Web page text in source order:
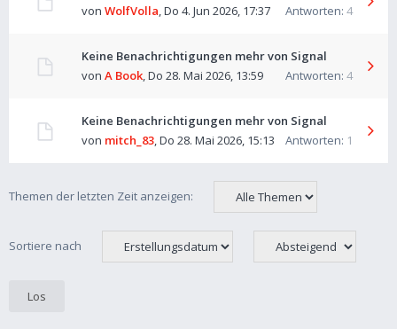
Antworten: 4
von WolfVolla,Do 4. Jun 2026, 17:37
Keine Benachrichtigungen mehr von Signal
Antworten: 4
von A Book,Do 28. Mai 2026, 13:59
Keine Benachrichtigungen mehr von Signal
Antworten: 1
von mitch_83,Do 28. Mai 2026, 15:13
Themen der letzten Zeit anzeigen:
Sortiere nach